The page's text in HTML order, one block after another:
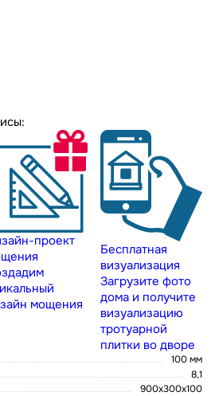
проект
мощения
Бесплатная
визуализация
Загрузите фото
дома и получите
визуализацию
тротуарной
плитки во дворе
100 мм
8,1
900x300x100